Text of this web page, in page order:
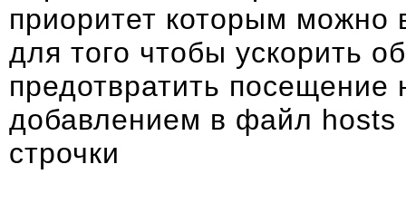
приоритет которым можно
для того чтобы ускорить
предотвратить посещение
добавлением в файл hosts
строчки